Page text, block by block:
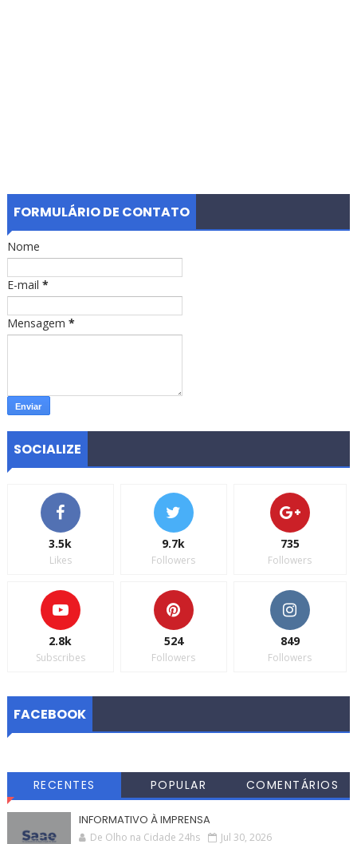
FORMULÁRIO DE CONTATO
Nome
E-mail *
Mensagem *
SOCIALIZE
3.5k
Likes
9.7k
Followers
735
Followers
2.8k
Subscribes
524
Followers
849
Followers
FACEBOOK
RECENTES POPULAR COMENTÁRIOS
INFORMATIVO À IMPRENSA
De Olho na Cidade 24hs Jul 30, 2026